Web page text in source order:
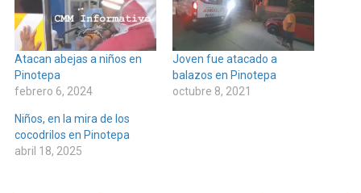
Atacan abejas a niños en
Pinotepa
febrero 6, 2024
Joven fue atacado a
balazos en Pinotepa
octubre 8, 2021
Niños, en la mira de los
cocodrilos en Pinotepa
abril 18, 2025